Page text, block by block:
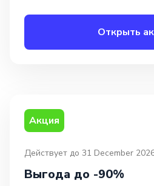
Открыть
Акция
Действует до 31 December
Выгода до -90%